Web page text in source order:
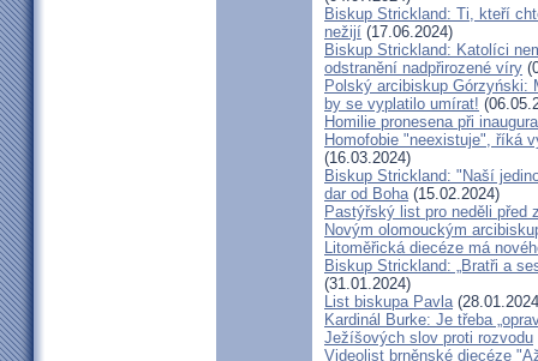
Biskup Strickland: Ti, kteří
nežijí (17.06.2024)
Biskup Strickland: Katolíci
odstranění nadpřirozené víry
Polský arcibiskup Górzyński:
by se vyplatilo umírat!
Homilie pronesena při
Homofobie "neexistuje", říká
(16.03.2024)
Biskup Strickland: "Naší
dar od Boha(15.02.2024)
Pastýřský list pro neděli před
Novým olomouckým
Litoměřická diecéze má
Biskup Strickland: „Bratři a
(31.01.2024)
List biskupa Pavla
Kardinál Burke: Je třeba
Ježíšových slov proti rozvodu
Videolist brněnské diecéze